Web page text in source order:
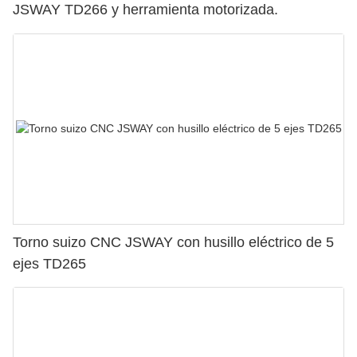
JSWAY TD266 y herramienta motorizada.
Torno suizo CNC JSWAY con husillo eléctrico de 5
ejes TD265